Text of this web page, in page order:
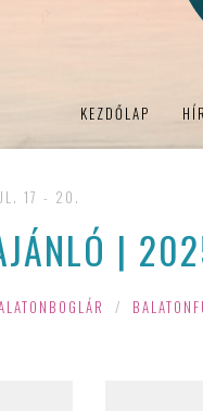
KEZDŐLAP
17 - 20.
|
/